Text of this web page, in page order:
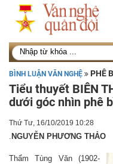
BÌNH LUẬN VĂN NGHỆ PHÊ
Tiểu thuyết BIÊN
dưới góc nhìn phê
Thứ Tư, 16/10/2019 10:28
. NGUYỄN PHƯƠNG THẢO
Thẩm Tùng Văn (1902-